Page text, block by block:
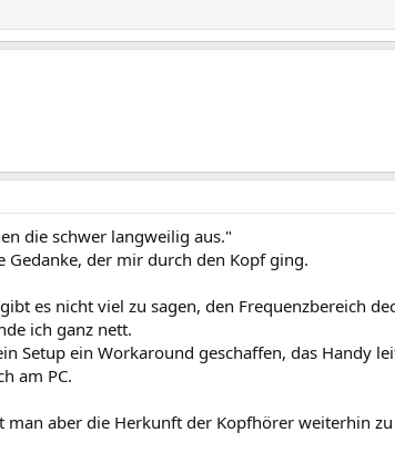
die schwer langweilig aus."
Gedanke, der mir durch den Kopf ging.
es nicht viel zu sagen, den Frequenzbereich
ich ganz nett.
Setup ein Workaround geschaffen, das Handy
am PC.
man aber die Herkunft der Kopfhörer weiterhin